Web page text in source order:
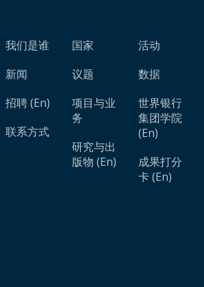
我们是谁
新闻
招聘 (En)
联系方式
国家
议题
项目与业
务
研究与出
版物 (En)
活动
数据
世界银行
集团学院
(En)
成果打分
卡 (En)